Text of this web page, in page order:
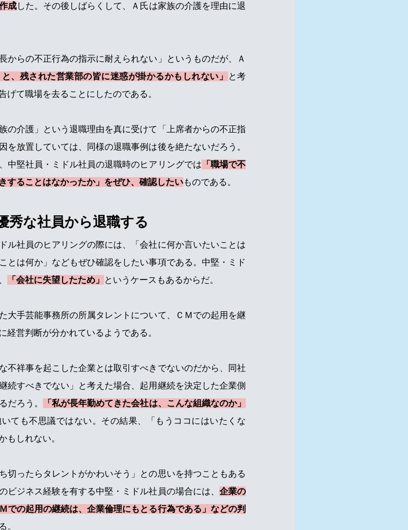
成した。その後しばらくして、Ａ氏は家族の介護を理由に退
からの不正行為の指示に耐えられない」というものだが、Ａ
、残された営業部の皆に迷惑が掛かるかもしれない」
と考
げて職場を去ることにしたのである。
の介護」という退職理由を真に受けて「上席者からの不正指
を放置していては、同様の退職事例は後を絶たないだろう。
中堅社員・ミドル社員の退職時のヒアリングでは 「職場で不
することはなかったか」をぜひ、確認したいものである。
秀な社員から退職する
ル社員のヒアリングの際には、「会社に何か言いたいことは
とは何か」などもぜひ確認をしたい事項である。中堅・ミド
「会社に失望したため」 というケースもあるからだ。
大手芸能事務所の所属タレントについて、ＣＭでの起用を継
経営判断が分かれているようである。
不祥事を起こした企業とは取引すべきでないのだから、同社
続すべきでない」と考えた場合、起用継続を決定した企業側
だろう。
「私が長年勤めてきた会社は、こんな組織なのか」
ても不思議ではない。その結果、「もうココにはいたくな
もしれない。
切ったらタレントがかわいそう」との思いを持つこともある
ビジネス経験を有する中堅・ミドル社員の場合には、 企業の
での起用の継続は、企業倫理にもとる行為である」などの判
。